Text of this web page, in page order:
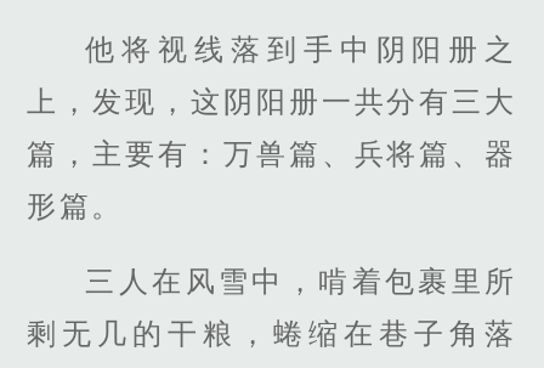
他将视线落到手中阴阳册之
上，发现，这阴阳册一共分有三大
篇，主要有：万兽篇、兵将篇、器
形篇。
三人在风雪中，啃着包裹里所
剩无几的干粮，蜷缩在巷子角落